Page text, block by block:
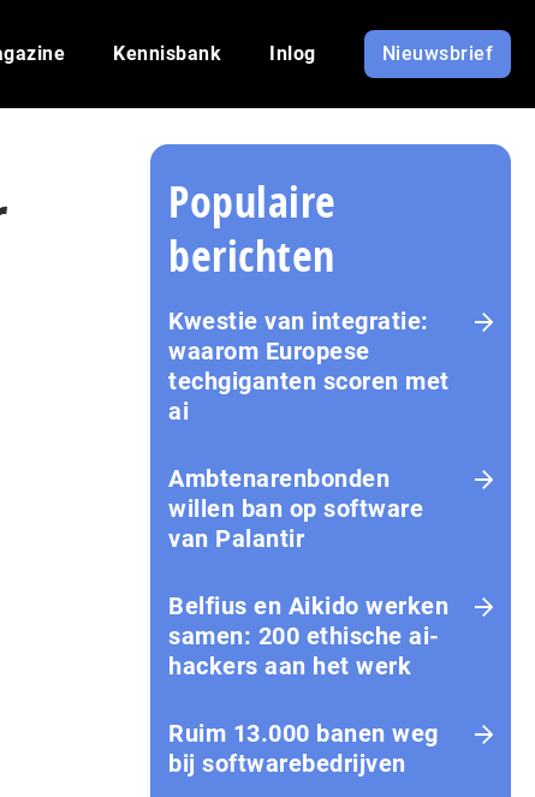
Kennisbank Inlog Nieuwsbrief
Populaire
berichten
Kwestie van integratie:
waarom Europese
techgiganten scoren met
ai
Amb­te­na­ren­bon­den
willen ban op software
van Palantir
Belfius en Aikido werken
samen: 200 ethische ai-
hackers aan het werk
Ruim 13.000 banen weg
bij softwarebedrijven